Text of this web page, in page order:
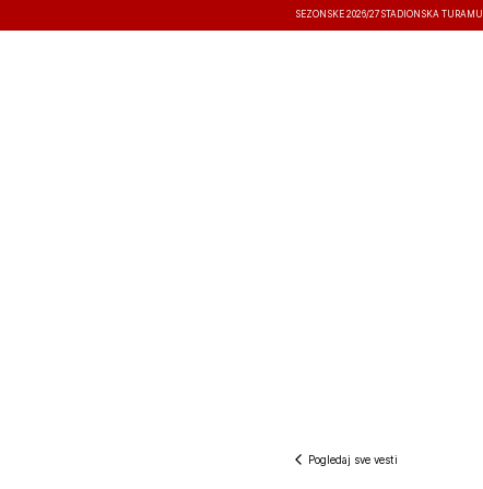
SEZONSKE 2026/27 STADIONSKA TURA
Pogledaj sve vesti